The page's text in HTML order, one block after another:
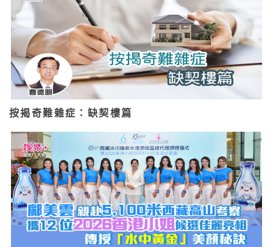
按揭奇難雜症：缺契樓篇